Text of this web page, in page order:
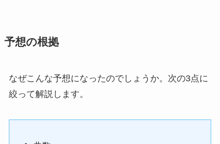
予想の根拠
なぜこんな予想になったのでしょうか。次の3点に
絞って解説します。